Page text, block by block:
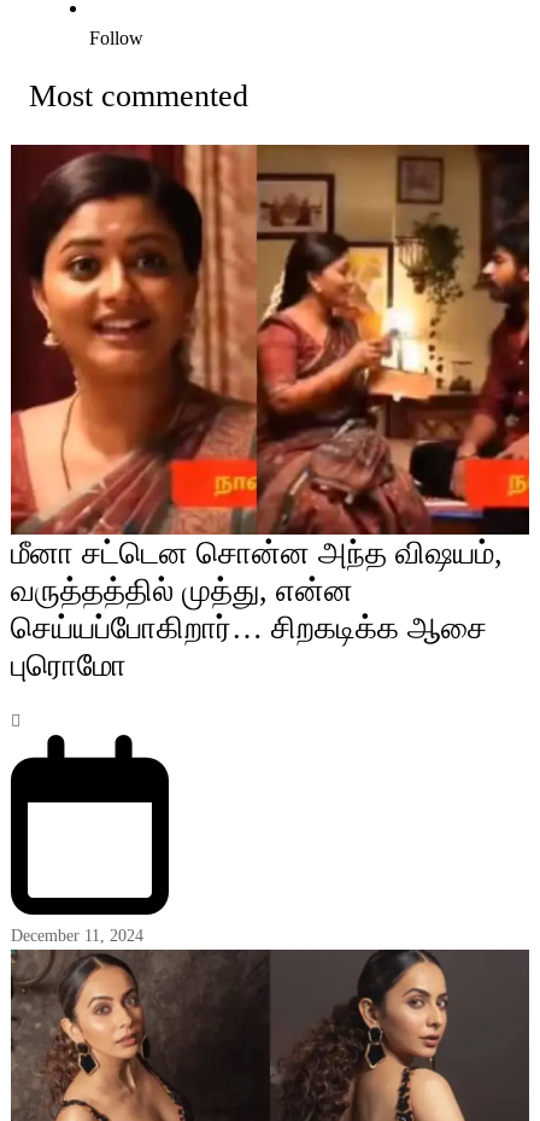
Follow
Most commented
மீனா சட்டென சொன்ன அந்த விஷயம்,
வருத்தத்தில் முத்து, என்ன
செய்யப்போகிறார்… சிறகடிக்க ஆசை
புரொமோ
December 11, 2024